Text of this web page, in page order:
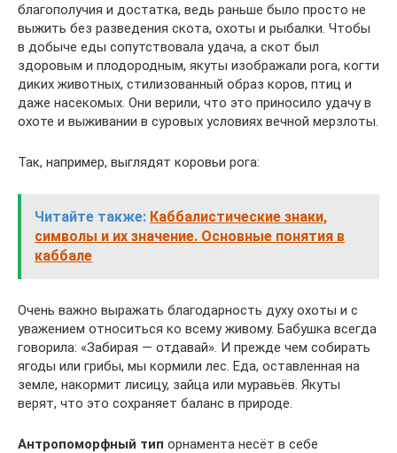
благополучия и достатка, ведь раньше было просто не
выжить без разведения скота, охоты и рыбалки. Чтобы
в добыче еды сопутствовала удача, а скот был
здоровым и плодородным, якуты изображали рога, когти
диких животных, стилизованный образ коров, птиц и
даже насекомых. Они верили, что это приносило удачу в
охоте и выживании в суровых условиях вечной мерзлоты.
Так, например, выглядят коровьи рога:
Читайте также: Каббалистические знаки,
символы и их значение. Основные понятия в
каббале
Очень важно выражать благодарность духу охоты и с
уважением относиться ко всему живому. Бабушка всегда
говорила: «Забирая — отдавай». И прежде чем собирать
ягоды или грибы, мы кормили лес. Еда, оставленная на
земле, накормит лисицу, зайца или муравьёв. Якуты
верят, что это сохраняет баланс в природе.
Антропоморфный тип орнамента несёт в себе